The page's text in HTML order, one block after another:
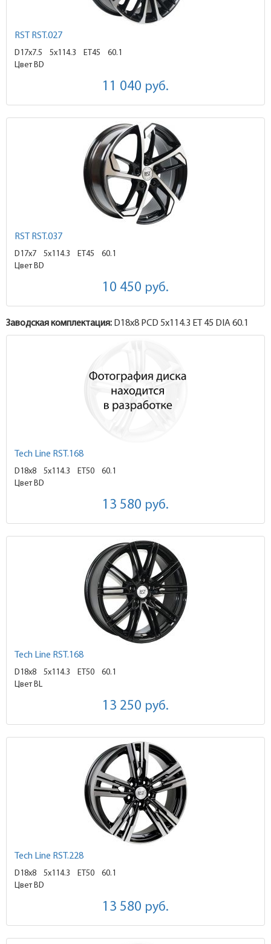
RST RST.027
D17x7.5 5x114.3 ET45
60.1
Цвет BD
11 040 руб.
RST RST.037
D17x7 5x114.3 ET45
60.1
Цвет BD
10 450 руб.
Заводская комплектация: D18x8 PCD 5x114.3 ET 45 DIA 60.1
Tech Line RST.168
D18x8 5x114.3 ET50
60.1
Цвет BD
13 580 руб.
Tech Line RST.168
D18x8 5x114.3 ET50
60.1
Цвет BL
13 250 руб.
Tech Line RST.228
D18x8 5x114.3 ET50
60.1
Цвет BD
13 580 руб.